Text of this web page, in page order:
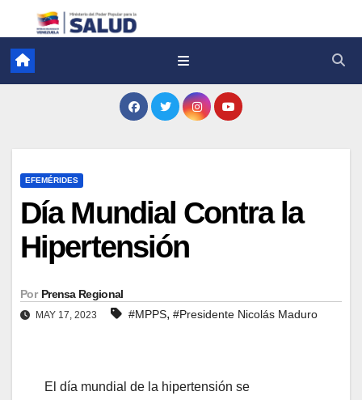
EFEMÉRIDES
Día Mundial Contra la
Hipertensión
Por Prensa Regional
MAY 17, 2023 #MPPS, #Presidente Nicolás Maduro
El día mundial de la hipertensión se